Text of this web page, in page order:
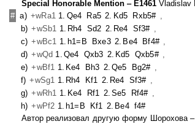
Special Honorable Mention ‒ E1461 Vladislav
# a) +wRa1 1. Qe4 Ra5 2. Kd5 Rxb5# ,
b) +wSb1 1. Rh4 Sd2 2. Re4 Sf3# ,
c) +wBc1 1. h1=B Bxe3 2. Be4 Bf4# ,
d) +wQd 1. Qe4 Qxb3 2. Kd5 Qxb5# ,
e) +wBf1 1. Ke4 Bh3 2. Qe5 Bg2# ,
f) +wSg1 1. Rh4 Kf1 2. Re4 Sf3# ,
g) +wRh1 1. Ke4 Rf1 2. Se5 Rf4# ,
h) +wPf2 1. h1=B Kf1 2. Be4 f4#
Автор реализовал другую форму Шорохова